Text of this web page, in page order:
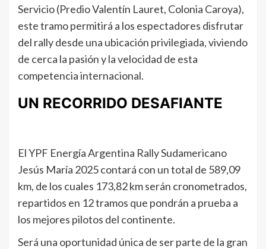
Servicio (Predio Valentín Lauret, Colonia Caroya),
este tramo permitirá a los espectadores disfrutar
del rally desde una ubicación privilegiada, viviendo
de cerca la pasión y la velocidad de esta
competencia internacional.
UN RECORRIDO DESAFIANTE
El YPF Energía Argentina Rally Sudamericano
Jesús María 2025 contará con un total de 589,09
km, de los cuales 173,82 km serán cronometrados,
repartidos en 12 tramos que pondrán a prueba a
los mejores pilotos del continente.
Será una oportunidad única de ser parte de la gran